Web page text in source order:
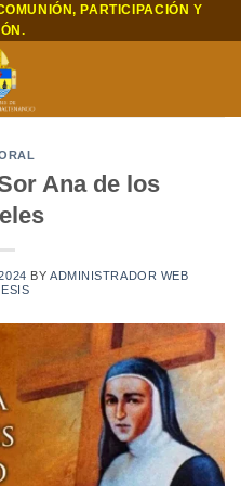
PARTICIPACIÓN Y
Ana de los
BY ADMINISTRADOR WEB